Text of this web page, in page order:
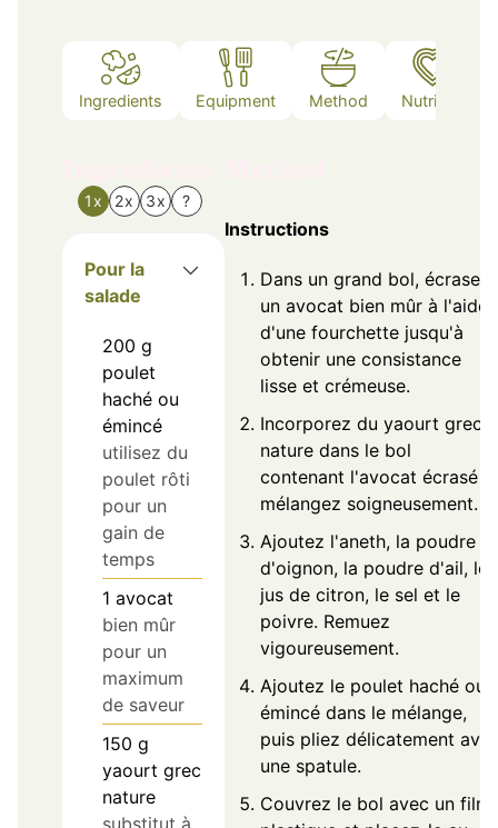
Ingredients Equipment Method Nutrition
1x 2x 3x ?
Pour la
salade
200 g
poulet
haché ou
émincé
utilisez du
poulet rôti
pour un
gain de
temps
1 avocat
bien mûr
pour un
maximum
de saveur
150 g
yaourt grec
nature
Instructions
Dans un grand bol, écrasez
un avocat bien mûr à l'aide
d'une fourchette jusqu'à
obtenir une consistance
lisse et crémeuse.
Incorporez du yaourt grec
nature dans le bol
contenant l'avocat écrasé
mélangez soigneusement.
Ajoutez l'aneth, la poudre
d'oignon, la poudre d'ail, le
jus de citron, le sel et le
poivre. Remuez
vigoureusement.
Ajoutez le poulet haché ou
émincé dans le mélange,
puis pliez délicatement
une spatule.
Couvrez le bol avec un film